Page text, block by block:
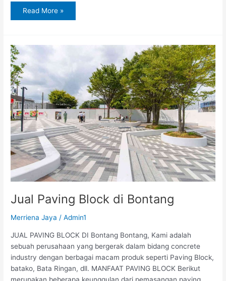
Read More »
Jual Paving Block di Bontang
Merriena Jaya /Admin1
JUAL PAVING BLOCK DI Bontang Bontang, Kami adalah
sebuah perusahaan yang bergerak dalam bidang concrete
industry dengan berbagai macam produk seperti Paving Block,
batako, Bata Ringan, dll. MANFAAT PAVING BLOCK Berikut
Jual
di
Bontang